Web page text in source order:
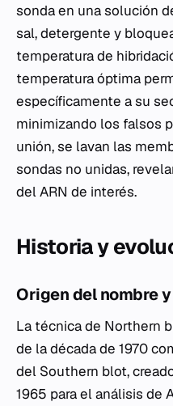
sonda en una solución
sal, detergente y
temperatura de
temperatura óptima
específicamente a su
minimizando los falsos
unión, se lavan las
sondas no unidas,
del ARN de interés.
Historia y
Origen del nombre
La técnica de Northern
de la década de 1970
del Southern blot,
1965 para el análisis de